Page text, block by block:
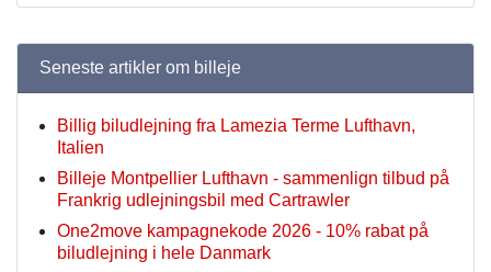
Seneste artikler om billeje
Billig biludlejning fra Lamezia Terme Lufthavn,
Italien
Billeje Montpellier Lufthavn - sammenlign tilbud på
Frankrig udlejningsbil med Cartrawler
One2move kampagnekode 2026 - 10% rabat på
biludlejning i hele Danmark